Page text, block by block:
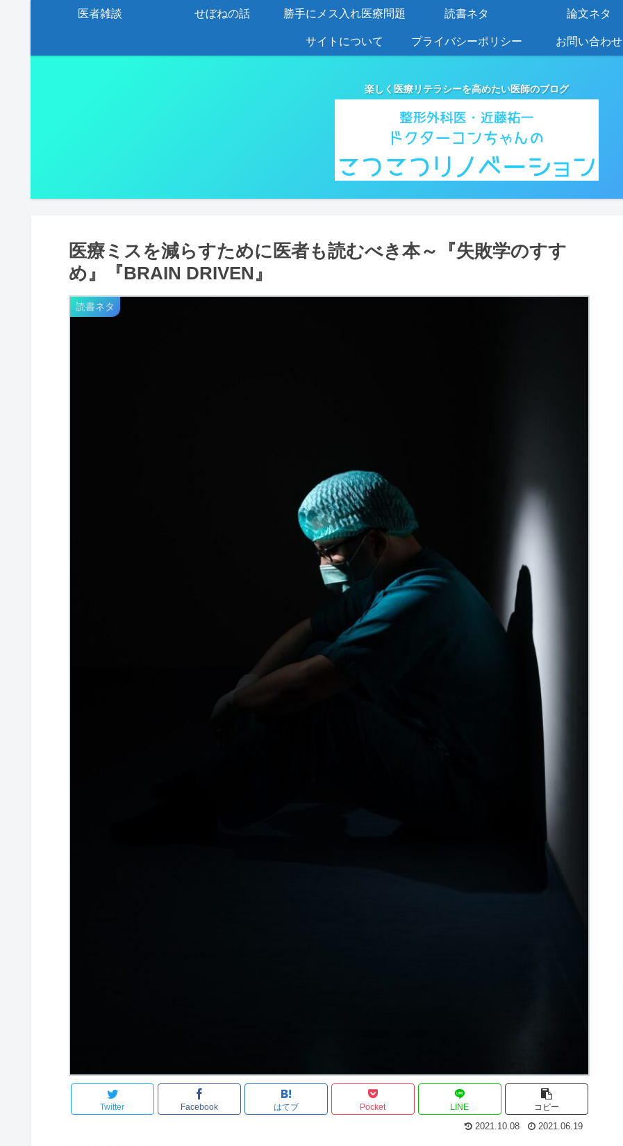
楽しく医療リテラシーを高めたい医師のブログ
医者雑談 せぼねの話 勝手にメス入れ医療問題 読書ネタ 論文ネタ
サイトについて プライバシーポリシー お問い合わせ
医療ミスを減らすために医者も読むべき本～『失敗学のすす
め』『BRAIN DRIVEN』
読書ネタ
Twitter Facebook はてブ Pocket LINE コピー
2021.10.08 2021.06.19